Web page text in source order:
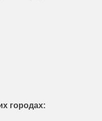
городах: